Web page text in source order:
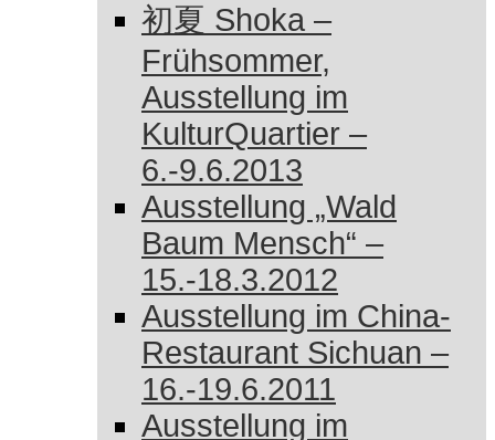
初夏 Shoka –
Frühsommer,
Ausstellung im
KulturQuartier –
6.-9.6.2013
Ausstellung „Wald
Baum Mensch“ –
15.-18.3.2012
Ausstellung im China-
Restaurant Sichuan –
16.-19.6.2011
Ausstellung im